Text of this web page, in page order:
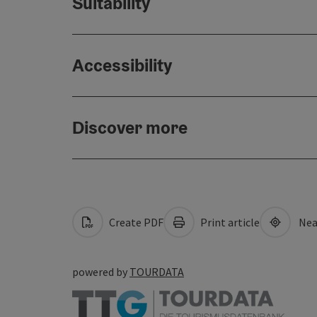
Accessibility
Discover more
Create PDF Print article
powered by TOURDATA